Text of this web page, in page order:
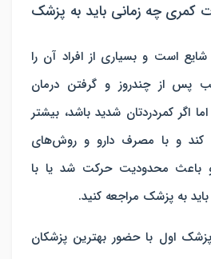
کمری چه زمانی باید به پزشک
است و بسیاری از افراد آن را
پس از چندروز و گرفتن درمان
اگر کمردردتان شدید باشد، بیشتر
کند و با مصرف دارو و روش‌های
و باعث محدودیت حرکت شد یا با
به پزشک مراجعه کنید.
اول با حضور بهترین پزشکان